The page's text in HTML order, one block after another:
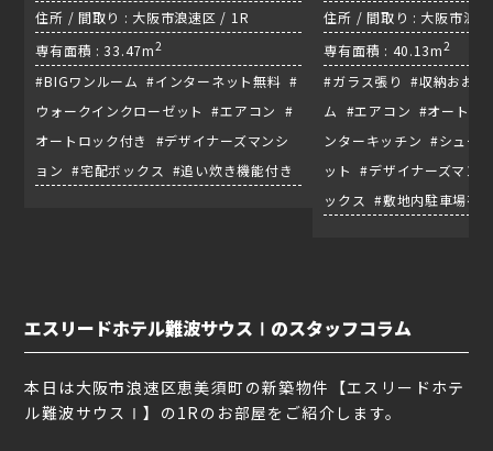
住所 / 間取り : 大阪市浪速区 / 1R
専有面積 : 33.47m2
#BIGワンルーム #インターネット無料 #
ウォークインクローゼット #エアコン #
オートロック付き #デザイナーズマンシ
ョン #宅配ボックス #追い炊き機能付き
住所 / 間取り : 大阪市浪
千日前線『桜川駅』
専有面積 : 40.13m2
#ガラス張り #収納おお
ム #エアコン #オートロ
ンターキッチン #シュー
ット #デザイナーズマン
ックス #敷地内駐車場有
エスリードホテル難波サウスⅠのスタッフコラム
本日は大阪市浪速区恵美須町の新築物件【エスリードホテ
ル難波サウスⅠ】の1Rのお部屋をご紹介します。